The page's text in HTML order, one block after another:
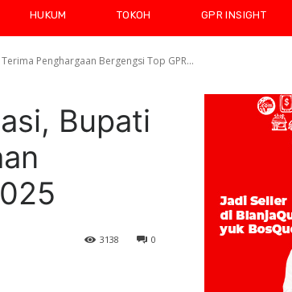
HUKUM TOKOH GPR INSIGHT
Penghargaan Bergengsi Top GPR...
Bupati
0
3138